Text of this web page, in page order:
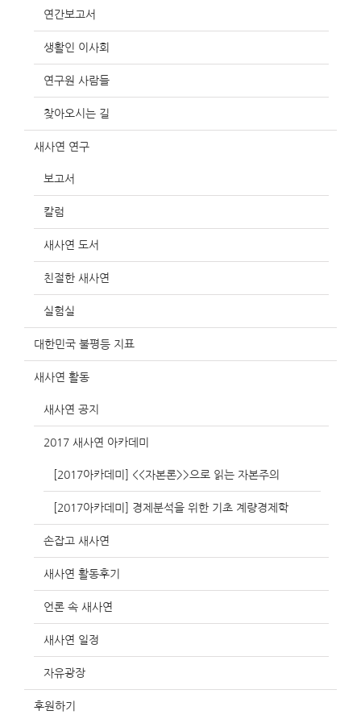
연간보고서
생활인 이사회
연구원 사람들
찾아오시는 길
새사연 연구
보고서
칼럼
새사연 도서
친절한 새사연
실험실
대한민국 불평등 지표
새사연 활동
새사연 공지
2017 새사연 아카데미
[2017아카데미] <<자본론>>으로 읽는 자본주의
[2017아카데미] 경제분석을 위한 기초 계량경제학
손잡고 새사연
새사연 활동후기
언론 속 새사연
새사연 일정
자유광장
후원하기